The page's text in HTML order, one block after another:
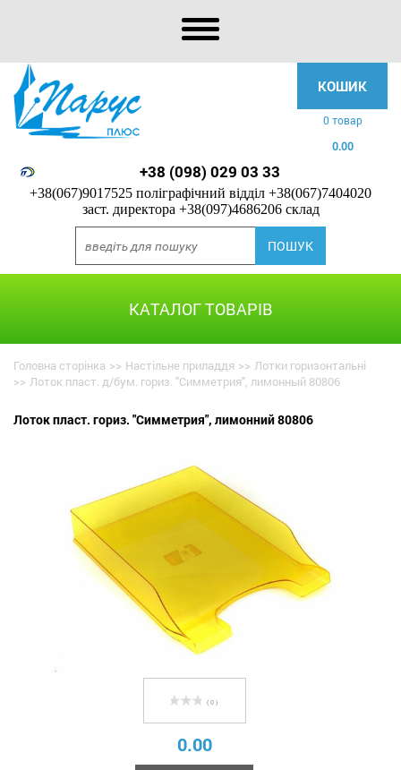
КОШИК
0 товар
0.00
+38 (098) 029 03 33
+38(067)9017525 поліграфічний відділ +38(067)7404020
заст. директора +38(097)4686206 склад
КАТАЛОГ ТОВАРІВ
Головна сторінка >> Настільне приладдя >> Лотки горизонтальні
>> Лоток пласт. д/бум. гориз. "Симметрия", лимонный 80806
Лоток пласт. гориз. "Симметрия", лимонний 80806
( 0 )
0.00